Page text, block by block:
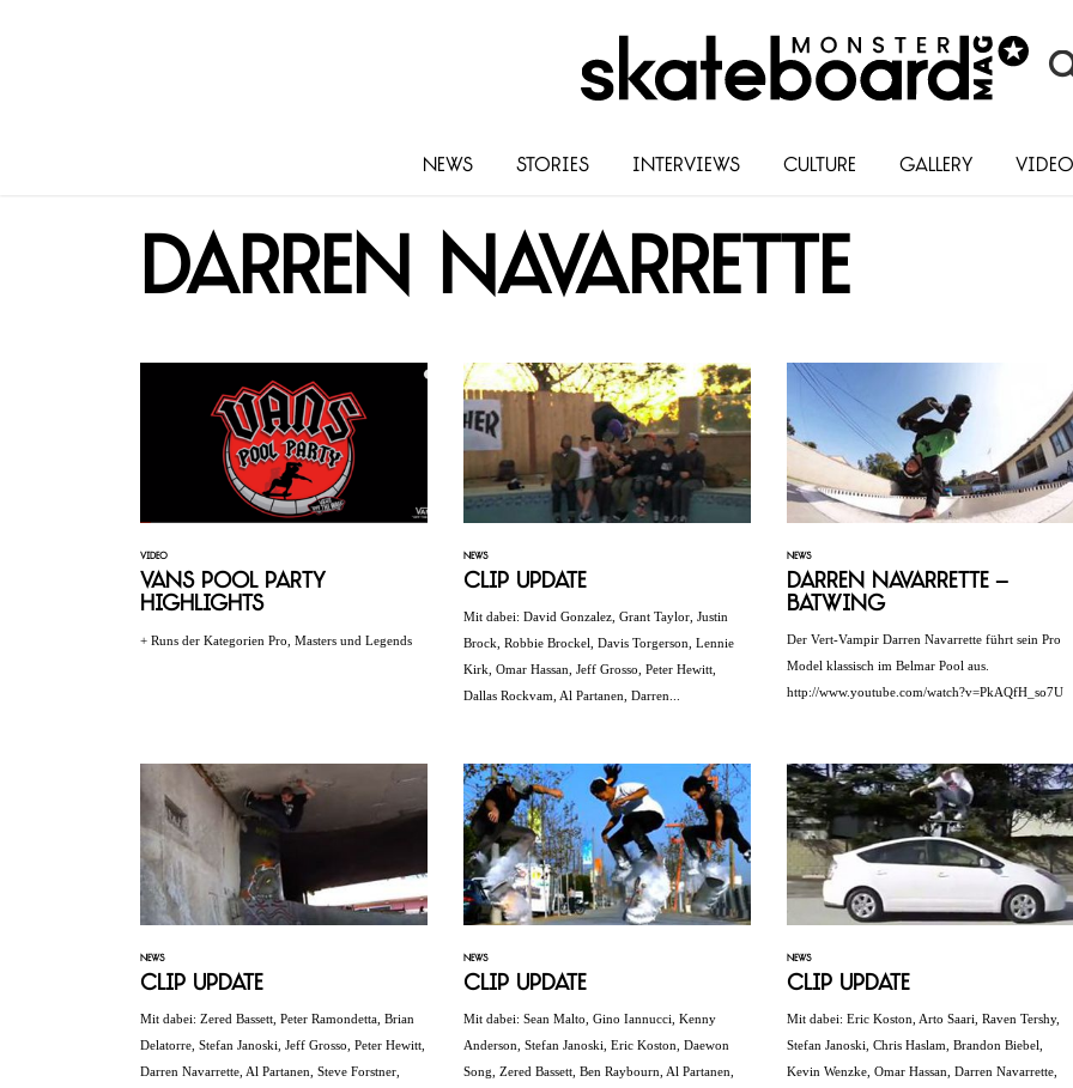
News Stories Interviews Culture Gallery Video
Darren Navarrette
VIDEO
Vans Pool Party
Highlights
+ Runs der Kategorien Pro, Masters und Legends
NEWS
Clip Update
Mit dabei: David Gonzalez, Grant Taylor, Justin
Brock, Robbie Brockel, Davis Torgerson, Lennie
Kirk, Omar Hassan, Jeff Grosso, Peter Hewitt,
Dallas Rockvam, Al Partanen, Darren...
NEWS
Darren Navarrette –
Batwing
Der Vert-Vampir Darren Navarrette führt sein Pro
Model klassisch im Belmar Pool aus.
http://www.youtube.com/watch?v=PkAQfH_so7U
NEWS
Clip Update
Mit dabei: Zered Bassett, Peter Ramondetta, Brian
Delatorre, Stefan Janoski, Jeff Grosso, Peter Hewitt,
Darren Navarrette, Al Partanen, Steve Forstner,
NEWS
Clip Update
Mit dabei: Sean Malto, Gino Iannucci, Kenny
Anderson, Stefan Janoski, Eric Koston, Daewon
Song, Zered Bassett, Ben Raybourn, Al Partanen,
NEWS
Clip Update
Mit dabei: Eric Koston, Arto Saari, Raven Tershy,
Stefan Janoski, Chris Haslam, Brandon Biebel,
Kevin Wenzke, Omar Hassan, Darren Navarrette,